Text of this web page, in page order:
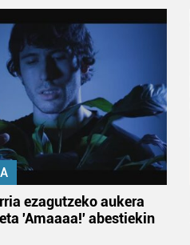
ezagutzeko aukera
'Amaaaa!' abestiekin